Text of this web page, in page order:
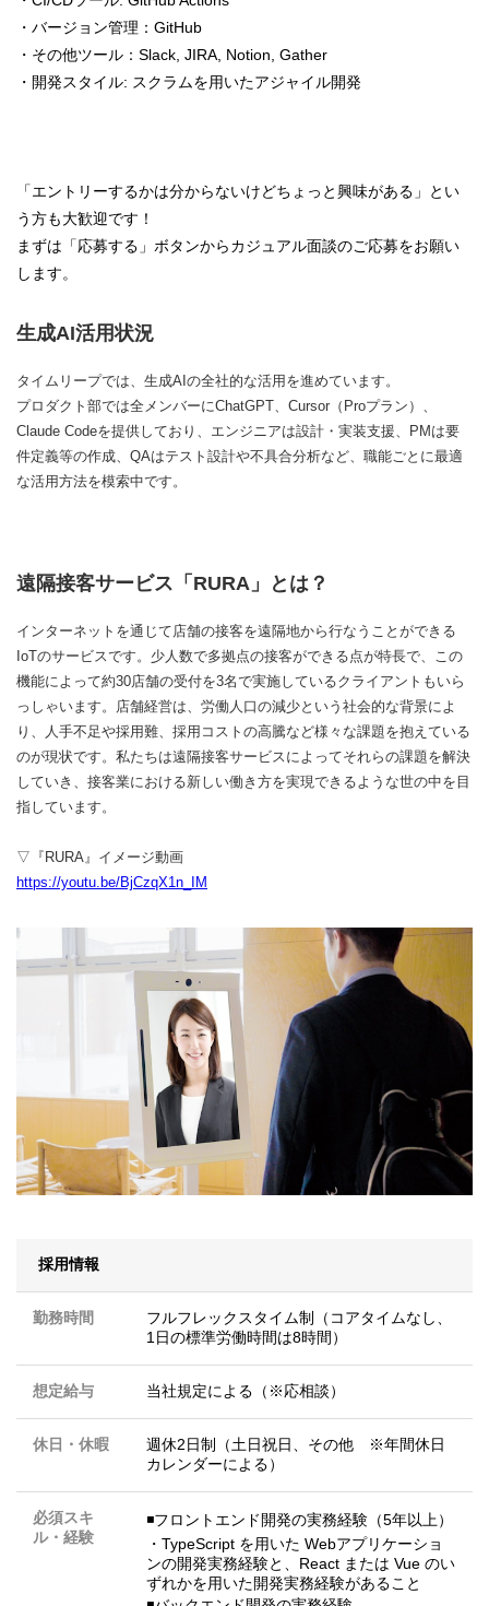
・バージョン管理：GitHub
・その他ツール：Slack, JIRA, Notion, Gather
・開発スタイル: スクラムを用いたアジャイル開発
「エントリーするかは分からないけどちょっと興味がある」とい
う方も大歓迎です！
まずは「応募する」ボタンからカジュアル面談のご応募をお願い
します。
生成AI活用状況
タイムリープでは、生成AIの全社的な活用を進めています。
プロダクト部では全メンバーにChatGPT、Cursor（Proプラン）、
Claude Codeを提供しており、エンジニアは設計・実装支援、PMは要
件定義等の作成、QAはテスト設計や不具合分析など、職能ごとに最適
な活用方法を模索中です。
遠隔接客サービス「RURA」とは？
インターネットを通じて店舗の接客を遠隔地から行なうことができる
IoTのサービスです。少人数で多拠点の接客ができる点が特長で、この
機能によって約30店舗の受付を3名で実施しているクライアントもいら
っしゃいます。店舗経営は、労働人口の減少という社会的な背景によ
り、人手不足や採用難、採用コストの高騰など様々な課題を抱えている
のが現状です。私たちは遠隔接客サービスによってそれらの課題を解決
していき、接客業における新しい働き方を実現できるような世の中を目
指しています。
▽『RURA』イメージ動画
https://youtu.be/BjCzqX1n_IM
採用情報
勤務時間
フルフレックスタイム制（コアタイムなし、
1日の標準労働時間は8時間）
想定給与 当社規定による（※応相談）
休日・休暇
週休2日制（土日祝日、その他 ※年間休日
カレンダーによる）
必須スキ
ル・経験
◾️フロントエンド開発の実務経験（5年以上）
・TypeScript を用いた Webアプリケーショ
ンの開発実務経験と、React または Vue のい
ずれかを用いた開発実務経験があること